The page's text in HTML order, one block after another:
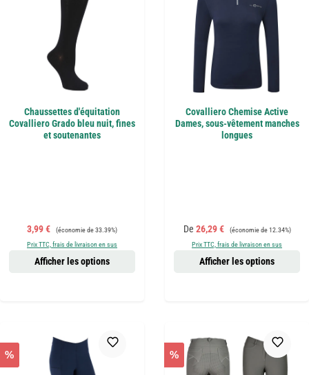
Chaussettes d'équitation
Covalliero Grado bleu nuit, fines
et soutenantes
Prix de vente :
3,99 € Prix régulier :
(économie de 33.39%)
Prix TTC, frais de livraison en sus
Afficher les options
Covalliero Chemise Active
Dames, sous-vêtement manches
longues
Prix de vente :
De 26,29 € Prix régulier :
(économie de 12.34%)
Prix TTC, frais de livraison en sus
Afficher les options
% %